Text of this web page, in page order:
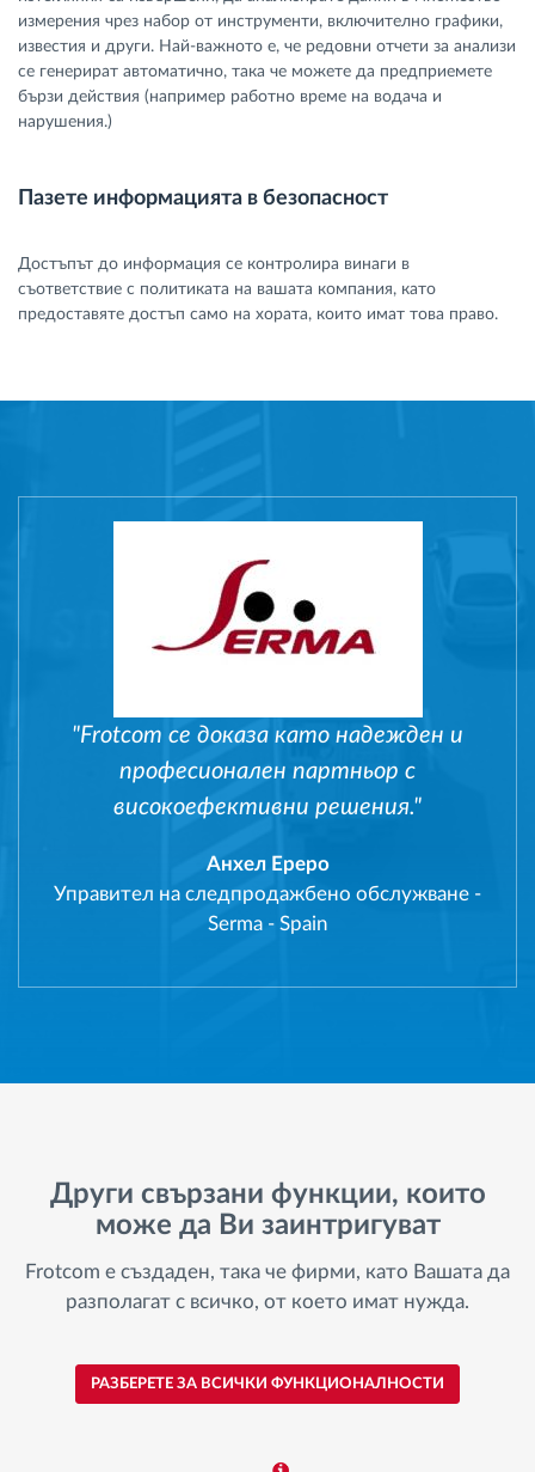
измерения чрез набор от инструменти, включително графики,
известия и други. Най-важното е, че редовни отчети за анализи
се генерират автоматично, така че можете да предприемете
бързи действия (например работно време на водача и
нарушения.)
Пазете информацията в безопасност
Достъпът до информация се контролира винаги в
съответствие с политиката на вашата компания, като
предоставяте достъп само на хората, които имат това право.
"Frotcom се доказа като надежден и
професионален партньор с
високоефективни решения."
Анхел Ереро
Управител на следпродажбено обслужване -
Serma - Spain
Други свързани функции, които
може да Ви заинтригуват
Frotcom е създаден, така че фирми, като Вашата да
разполагат с всичко, от което имат нужда.
РАЗБЕРЕТЕ ЗА ВСИЧКИ ФУНКЦИОНАЛНОСТИ